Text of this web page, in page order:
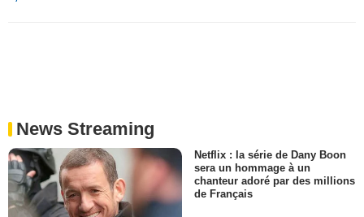
News Streaming
Netflix : la série de Dany Boon
sera un hommage à un
chanteur adoré par des millions
de Français